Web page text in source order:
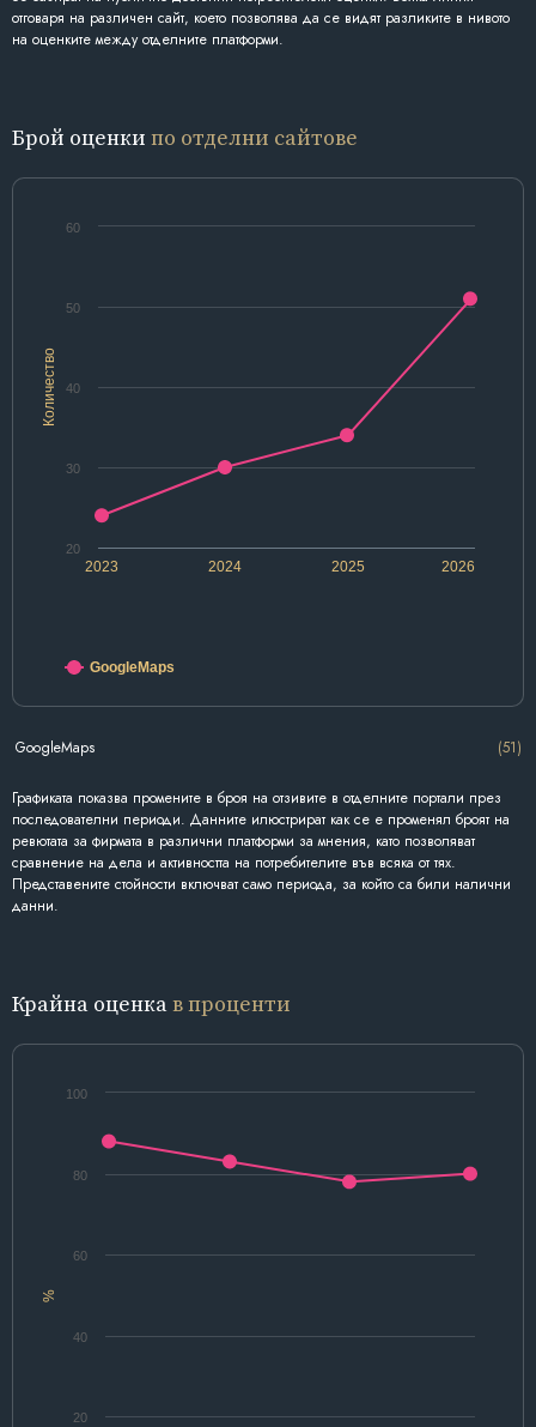
отговаря на различен сайт, което позволява да се видят разликите в нивото
на оценките между отделните платформи.
Брой оценки по отделни сайтове
Количество
2024 2026
2023 2025
20
30
40
50
60
GoogleMaps
GoogleMaps (51)
Графиката показва промените в броя на отзивите в отделните портали през
последователни периоди. Данните илюстрират как се е променял броят на
ревютата за фирмата в различни платформи за мнения, като позволяват
сравнение на дела и активността на потребителите във всяка от тях.
Представените стойности включват само периода, за който са били налични
данни.
Крайна оценкав проценти
%
20
40
60
80
100